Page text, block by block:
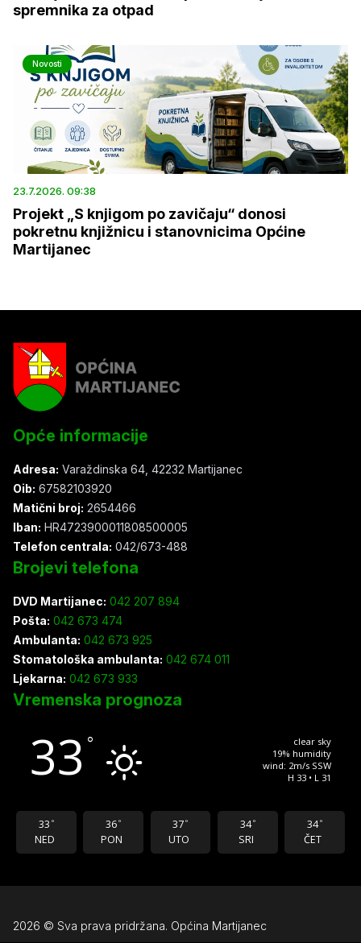
spremnika za otpad
Novosti
23.7.2026. 09:38
Projekt „S knjigom po zavičaju“ donosi
pokretnu knjižnicu i stanovnicima Općine
Martijanec
Opće informacije
Adresa: Varaždinska 64, 42232 Martijanec
Oib: 67582103920
Matični broj: 2654466
Iban: HR4723900011808500005
Telefon centrala: 042/673-488
Brojevi telefona
DVD Martijanec: 042 207 894
Pošta: 042 673 474
Ambulanta: 042 673 925
Stomatološka ambulanta: 042 674 011
Ljekarna: 042 673 933
Vremenska prognoza
33 °
clear sky
19% humidity
wind: 2m/s SSW
H 33 • L 31
33 °
NED
36 °
PON
37 °
UTO
34 °
SRI
34 °
ČET
2026 © Sva prava pridržana. Općina Martijanec